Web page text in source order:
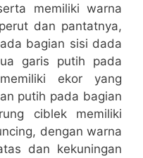
memiliki warna
dan pantatnya,
bagian sisi dada
garis putih pada
ekor yang
putih pada bagian
ciblek memiliki
dengan warna
dan kekuningan